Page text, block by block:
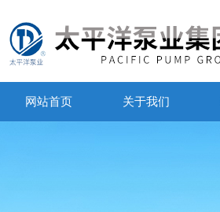
网站首页 关于我们